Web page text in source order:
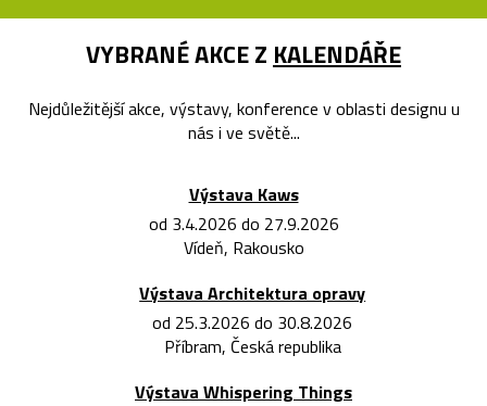
VYBRANÉ AKCE Z KALENDÁŘE
Nejdůležitější akce, výstavy, konference v oblasti designu u
nás i ve světě...
Výstava Kaws
od 3.4.2026 do 27.9.2026
Vídeň, Rakousko
Výstava Architektura opravy
od 25.3.2026 do 30.8.2026
Příbram, Česká republika
Výstava Whispering Things